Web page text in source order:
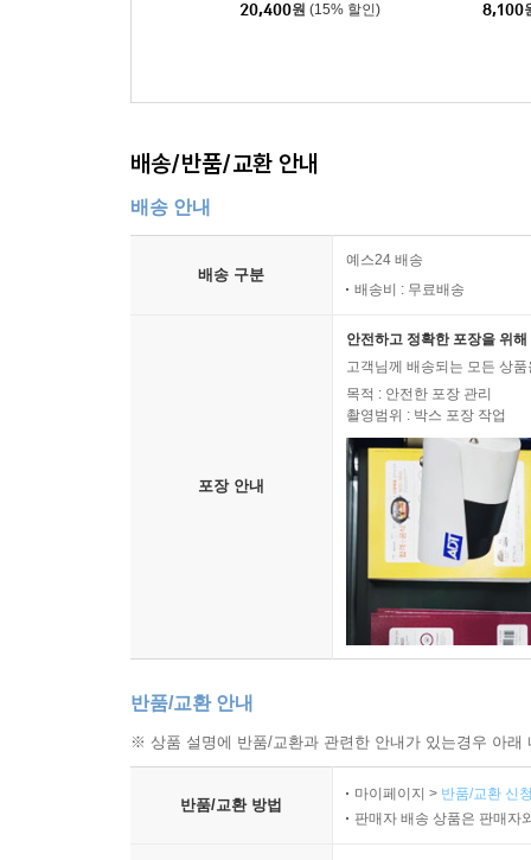
20,400원 (15% 할인) 8,100
배송/반품/교환 안내
배송 안내
배송 구분
예스24 배송
배송비 : 무료배송
포장 안내
안전하고 정확한 포장을 위
고객님께 배송되는 모든 상
목적 : 안전한 포장 관리
촬영범위 : 박스 포장 작업
반품/교환 안내
※ 상품 설명에 반품/교환과 관련한 안내가 있는경우 아
반품/교환 방법
마이페이지 > 반품/교환 신
판매자 배송 상품은 판매자